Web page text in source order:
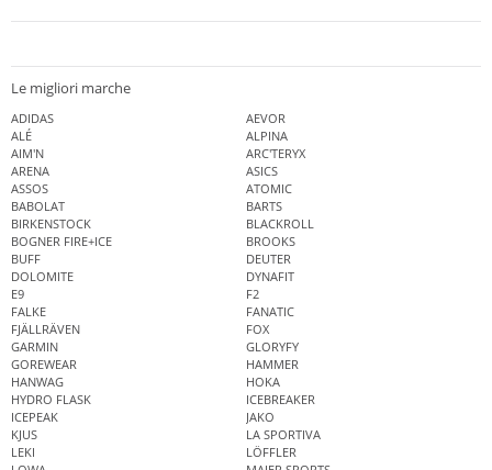
Le migliori marche
ADIDAS
AEVOR
ALÉ
ALPINA
AIM'N
ARC'TERYX
ARENA
ASICS
ASSOS
ATOMIC
BABOLAT
BARTS
BIRKENSTOCK
BLACKROLL
BOGNER FIRE+ICE
BROOKS
BUFF
DEUTER
DOLOMITE
DYNAFIT
E9
F2
FALKE
FANATIC
FJÄLLRÄVEN
FOX
GARMIN
GLORYFY
GOREWEAR
HAMMER
HANWAG
HOKA
HYDRO FLASK
ICEBREAKER
ICEPEAK
JAKO
KJUS
LA SPORTIVA
LEKI
LÖFFLER